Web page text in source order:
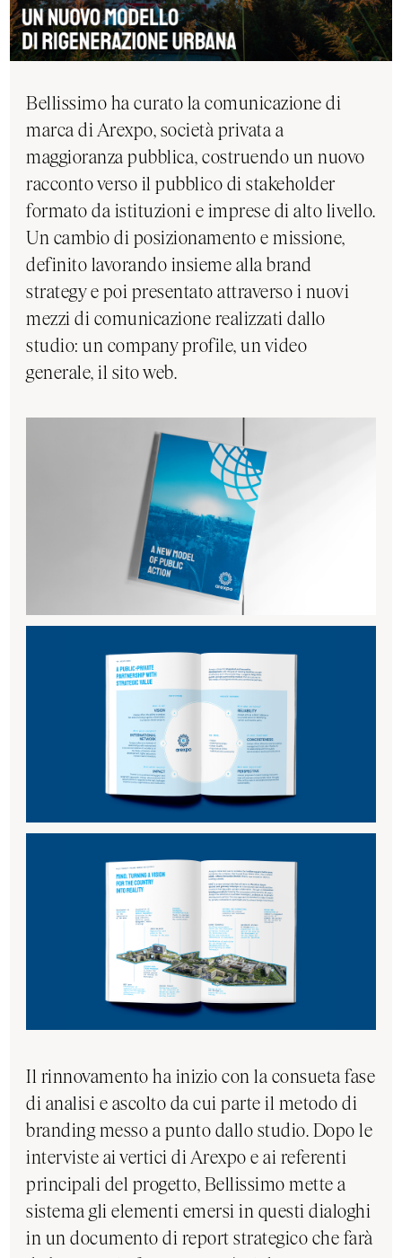
Bellissimo ha curato la comunicazione di
marca di Arexpo, società privata a
maggioranza pubblica, costruendo un nuovo
racconto verso il pubblico di stakeholder
formato da istituzioni e imprese di alto livello.
Un cambio di posizionamento e missione,
definito lavorando insieme alla brand
strategy e poi presentato attraverso i nuovi
mezzi di comunicazione realizzati dallo
studio: un company profile, un video
generale, il sito web.
Il rinnovamento ha inizio con la consueta fase
di analisi e ascolto da cui parte il metodo di
branding messo a punto dallo studio. Dopo le
interviste ai vertici di Arexpo e ai referenti
principali del progetto, Bellissimo mette a
sistema gli elementi emersi in questi dialoghi
in un documento di report strategico che farà